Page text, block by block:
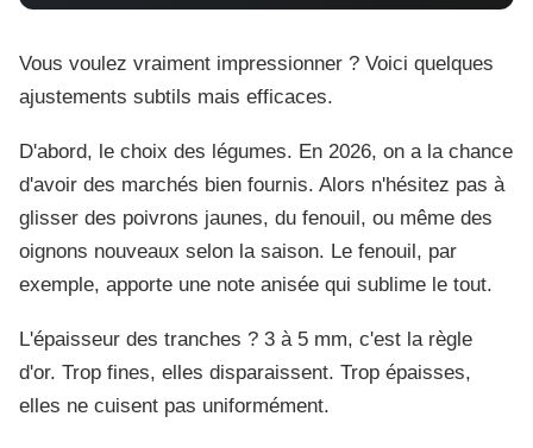
Vous voulez vraiment impressionner ? Voici quelques
ajustements subtils mais efficaces.
D'abord, le choix des légumes. En 2026, on a la chance
d'avoir des marchés bien fournis. Alors n'hésitez pas à
glisser des poivrons jaunes, du fenouil, ou même des
oignons nouveaux selon la saison. Le fenouil, par
exemple, apporte une note anisée qui sublime le tout.
L'épaisseur des tranches ? 3 à 5 mm, c'est la règle
d'or. Trop fines, elles disparaissent. Trop épaisses,
elles ne cuisent pas uniformément.